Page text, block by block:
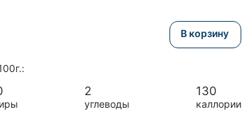
В корзину
2
углеводы
130
каллории